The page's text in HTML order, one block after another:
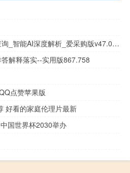
7777788888管家婆正版查询_智能AI深度解析_爱采购版v47.08.919
解释落实--实用版867.758
点赞苹果版
好看的家庭伦理片最新
国世界杯2030举办